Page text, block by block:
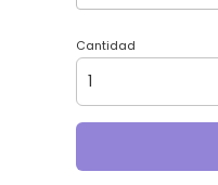
Cantidad